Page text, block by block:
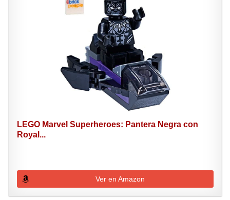
LEGO Marvel Superheroes: Pantera Negra con
Royal...
Ver en Amazon